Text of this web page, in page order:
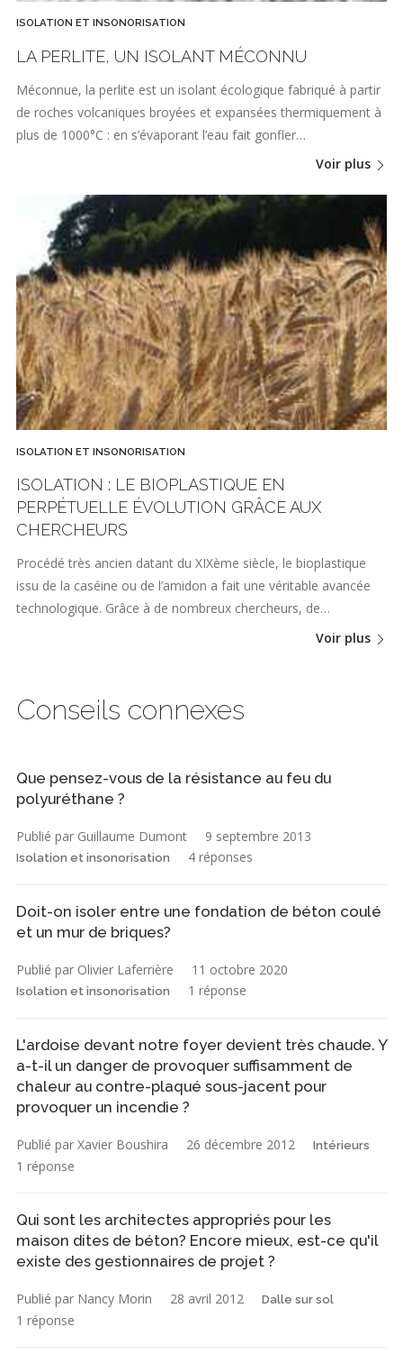
ISOLATION ET INSONORISATION
LA PERLITE, UN ISOLANT MÉCONNU
Méconnue, la perlite est un isolant écologique fabriqué à partir
de roches volcaniques broyées et expansées thermiquement à
plus de 1000°C : en s’évaporant l’eau fait gonfler…
Voir plus
ISOLATION ET INSONORISATION
ISOLATION : LE BIOPLASTIQUE EN
PERPÉTUELLE ÉVOLUTION GRÂCE AUX
CHERCHEURS
Procédé très ancien datant du XIXème siècle, le bioplastique
issu de la caséine ou de l’amidon a fait une véritable avancée
technologique. Grâce à de nombreux chercheurs, de…
Voir plus
Conseils connexes
Que pensez-vous de la résistance au feu du
polyuréthane ?
Publié par Guillaume Dumont 9 septembre 2013
Isolation et insonorisation 4 réponses
Doit-on isoler entre une fondation de béton coulé
et un mur de briques?
Publié par Olivier Laferrière 11 octobre 2020
Isolation et insonorisation 1 réponse
L'ardoise devant notre foyer devient très chaude. Y
a-t-il un danger de provoquer suffisamment de
chaleur au contre-plaqué sous-jacent pour
provoquer un incendie ?
Publié par Xavier Boushira 26 décembre 2012 Intérieurs
1 réponse
Qui sont les architectes appropriés pour les
maison dites de béton? Encore mieux, est-ce qu'il
existe des gestionnaires de projet ?
Publié par Nancy Morin 28 avril 2012 Dalle sur sol
1 réponse